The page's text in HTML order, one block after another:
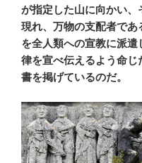
が指定した山に向かい
現れ、万物の支配者で
を全人類への宣教に派
律を宣べ伝えるよう命
書を掲げているのだ。